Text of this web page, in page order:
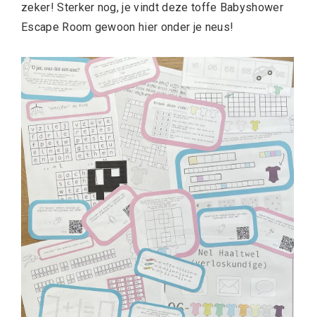
zeker! Sterker nog, je vindt deze toffe Babyshower
Escape Room gewoon hier onder je neus!